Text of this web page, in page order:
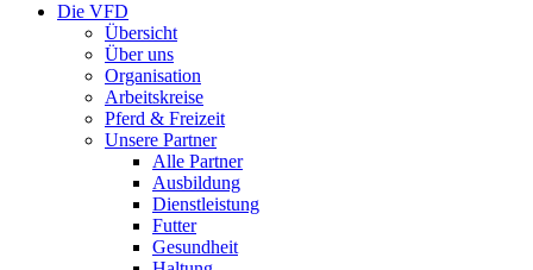
Die VFD
Übersicht
Über uns
Organisation
Arbeitskreise
Pferd & Freizeit
Unsere Partner
Alle Partner
Ausbildung
Dienstleistung
Futter
Gesundheit